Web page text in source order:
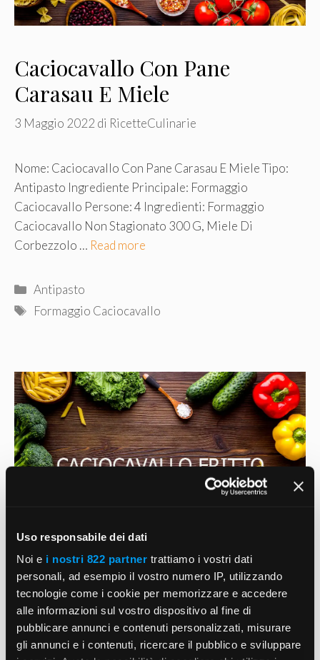
Uso responsabile dei dati
Noi e i nostri 822 partner trattiamo i vostri dati
personali, ad esempio il vostro numero IP, utilizzando
tecnologie come i cookie per memorizzare e accedere
alle informazioni sul vostro dispositivo al fine di
pubblicare annunci e contenuti personalizzati, misurare
gli annunci e i contenuti, ricercare il pubblico e sviluppare
Caciocavallo Con Pane
Carasau E Miele
3 Maggio 2022 di RicetteCulinarie
Nome: Caciocavallo Con Pane Carasau E Miele Tipo:
Antipasto Ingrediente Principale: Formaggio
Caciocavallo Persone: 4 Ingredienti: Formaggio
Caciocavallo Non Stagionato 300 G, Miele Di
Corbezzolo … Read more
Categorie
Antipasto
Tag
Formaggio Caciocavallo
Caciocavallo Fritto
3 Maggio 2022 RicetteCulinarie